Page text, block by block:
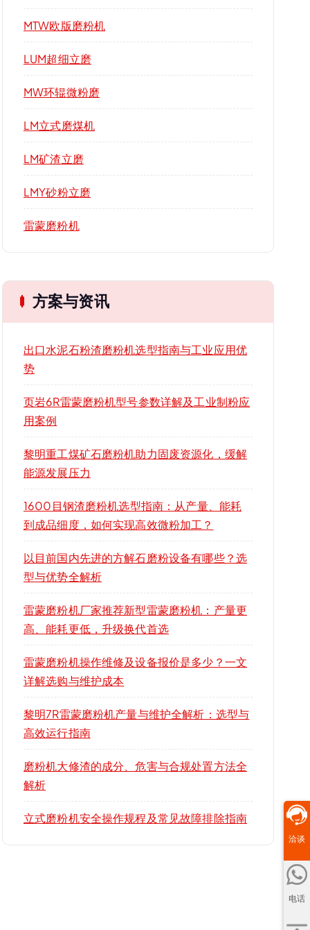
MTW欧版磨粉机
LUM超细立磨
MW环辊微粉磨
LM立式磨煤机
LM矿渣立磨
LMY砂粉立磨
雷蒙磨粉机
方案与资讯
出口水泥石粉渣磨粉机选型指南与工业应用优
势
页岩6R雷蒙磨粉机型号参数详解及工业制粉应
用案例
黎明重工煤矿石磨粉机助力固废资源化，缓解
能源发展压力
1600目钢渣磨粉机选型指南：从产量、能耗
到成品细度，如何实现高效微粉加工？
以目前国内先进的方解石磨粉设备有哪些？选
型与优势全解析
雷蒙磨粉机厂家推荐新型雷蒙磨粉机：产量更
高、能耗更低，升级换代首选
雷蒙磨粉机操作维修及设备报价是多少？一文
详解选购与维护成本
黎明7R雷蒙磨粉机产量与维护全解析：选型与
高效运行指南
磨粉机大修渣的成分、危害与合规处置方法全
解析
立式磨粉机安全操作规程及常见故障排除指南
洽谈
电话